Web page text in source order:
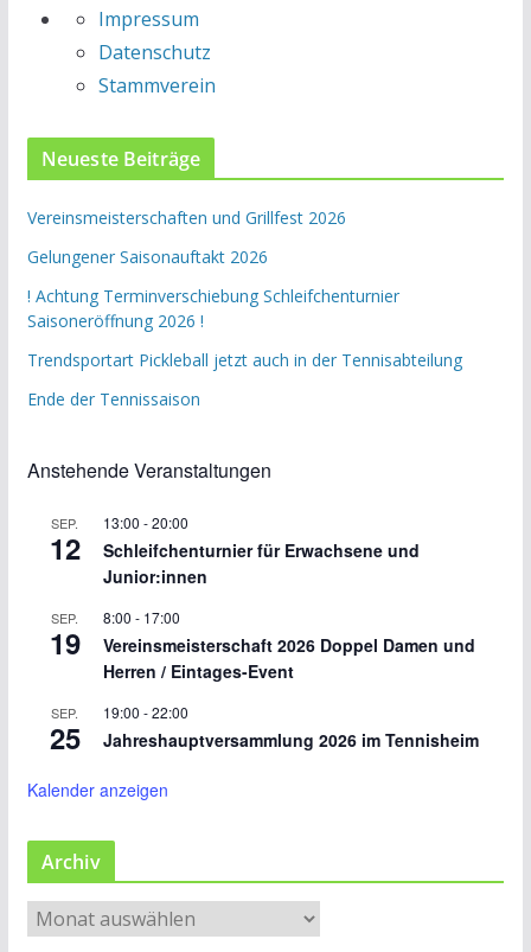
Impressum
Datenschutz
Stammverein
Neueste Beiträge
Vereinsmeisterschaften und Grillfest 2026
Gelungener Saisonauftakt 2026
! Achtung Terminverschiebung Schleifchenturnier
Saisoneröffnung 2026 !
Trendsportart Pickleball jetzt auch in der Tennisabteilung
Ende der Tennissaison
Anstehende Veranstaltungen
SEP.
12
13:00 -20:00
Schleifchenturnier für Erwachsene und
Junior:innen
SEP.
19
8:00 - 17:00
Vereinsmeisterschaft 2026 Doppel Damen und
Herren / Eintages-Event
SEP.
25
19:00 -22:00
Jahreshauptversammlung 2026 im Tennisheim
Kalender anzeigen
Archiv
r